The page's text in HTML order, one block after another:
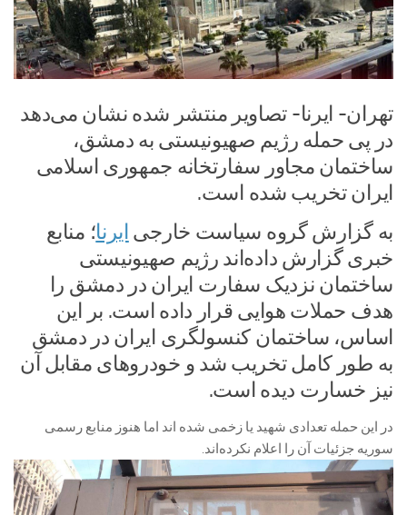
تهران- ایرنا- تصاویر منتشر شده نشان می‌دهد
در پی حمله رژیم صهیونیستی به دمشق،
ساختمان مجاور سفارتخانه جمهوری اسلامی
ایران تخریب شده است.
به گزارش گروه سیاست خارجی ایرنا؛ منابع
خبری گزارش داده‌اند رژیم صهیونیستی
ساختمان نزدیک سفارت ایران در دمشق را
هدف حملات هوایی قرار داده‌ است. بر این
اساس، ساختمان کنسولگری ایران در دمشق
به طور کامل تخریب شد و خودروهای مقابل آن
نیز خسارت دیده است.
در این حمله تعدادی شهید یا زخمی شده اند اما هنوز منابع رسمی
سوریه جزئیات آن را اعلام نکرده‌اند.